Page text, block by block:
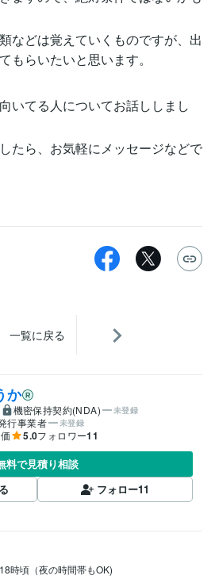
などは覚えていくものですが、出
もらいたいと思います。
いてる人についてお話ししまし
たら、お気軽にメッセージなどで
一覧に戻る
か
機密保持契約(NDA) 未登録
行事業者 未登録
5.0フォロワー11
料で見積り相談
フォロー11